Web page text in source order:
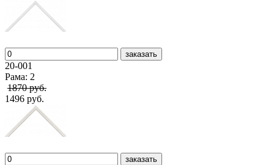
заказать
20-001
Рама: 2
1870 руб.
1496 руб.
заказать